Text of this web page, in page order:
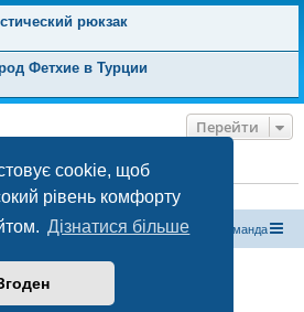
cookie, щоб
рівень комфорту
Дізнатися більше
рюкзак
Фетхие в Турции
Перейти
ClaudeBot [бот ШІ]і 1 гість
форум «Рюкзак» Команда
Forum Software © phpBB Limited